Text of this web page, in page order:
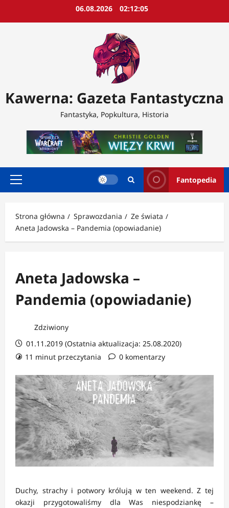
06.08.2026 02:12:08
Kawerna: Gazeta Fantastyczna
Fantastyka, Popkultura, Historia
Menu
Fantopedia
Strona główna Sprawozdania
Ze świata
Aneta Jadowska – Pandemia (opowiadanie)
Aneta Jadowska –
Pandemia (opowiadanie)
Zdziwiony
01.11.2019 (Ostatnia aktualizacja: 25.08.2020)
11 minut przeczytania
0 komentarzy
Duchy, strachy i potwory królują w ten weekend. Z tej
okazji przygotowaliśmy dla Was niespodziankę –